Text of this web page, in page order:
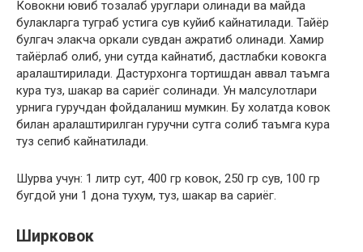
Ковокни ювиб тозалаб уруглари олинади ва майда
булакларга туграб устига сув куйиб кайнатилади. Тайёр
булгач элакча оркали сувдан ажратиб олинади. Хамир
тайёрлаб олиб, уни сутда кайнатиб, дастлабки ковокга
аралаштирилади. Дастурхонга тортишдан аввал таъмга
кура туз, шакар ва сариёг солинади. Ун малсулотлари
урнига гуручдан фойдаланиш мумкин. Бу холатда ковок
билан аралаштирилган гуручни сутга солиб таъмга кура
туз сепиб кайнатилади.
Шурва учун: 1 литр сут, 400 гр ковок, 250 гр сув, 100 гр
бугдой уни 1 дона тухум, туз, шакар ва сариёг.
Ширковок